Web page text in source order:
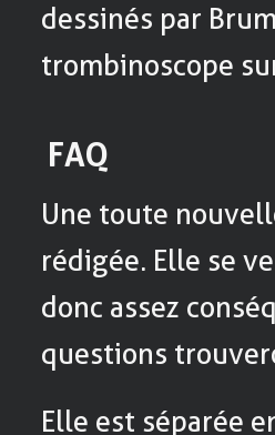
dessinés par
trombinoscope
FAQ
Une toute
rédigée. Elle se
donc assez
questions
Elle est séparée